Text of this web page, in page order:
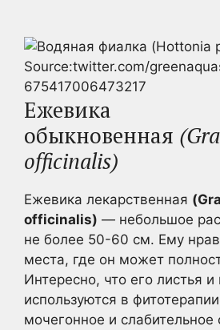
Source:twitter.com/
675417006473217
Ежевика
обыкновенная
officinalis)
Ежевика лекарственная
officinalis) — небольшое
не более 50-60 см. Ему
места, где он может
Интересно, что его листья и
используются в
мочегонное и слабительное